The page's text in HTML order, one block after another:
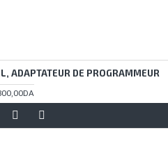
ADAPTATEUR DE PROGRAMMEUR